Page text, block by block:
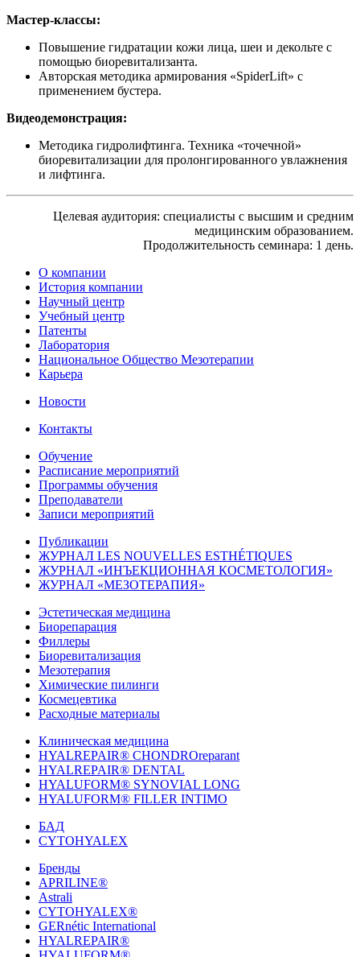
Мастер-классы:
Повышение гидратации кожи лица, шеи и декольте с
помощью биоревитализанта.
Авторская методика армирования «SpiderLift» с
применением бустера.
Видеодемонстрация:
Методика гидролифтинга. Техника «точечной»
биоревитализации для пролонгированного увлажнения
и лифтинга.
Целевая аудитория: специалисты с высшим и средним
медицинским образованием.
Продолжительность семинара: 1 день.
О компании
История компании
Научный центр
Учебный центр
Патенты
Лаборатория
Национальное Общество Мезотерапии
Карьера
Новости
Контакты
Обучение
Расписание мероприятий
Программы обучения
Преподаватели
Записи мероприятий
Публикации
ЖУРНАЛ LES NOUVELLES ESTHÉTIQUES
ЖУРНАЛ «ИНЪЕКЦИОННАЯ КОСМЕТОЛОГИЯ»
ЖУРНАЛ «МЕЗОТЕРАПИЯ»
Эстетическая медицина
Биорепарация
Филлеры
Биоревитализация
Мезотерапия
Химические пилинги
Космецевтика
Расходные материалы
Клиническая медицина
HYALREPAIR® CHONDROreparant
HYALREPAIR® DENTAL
HYALUFORM® SYNOVIAL LONG
HYALUFORM® FILLER INTIMO
БАД
CYTOHYALEX
Бренды
APRILINE®
Astrali
CYTOHYALEX®
GERnétic International
HYALREPAIR®